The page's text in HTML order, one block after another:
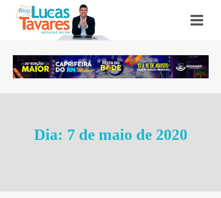
Dia: 7 de maio de 2020